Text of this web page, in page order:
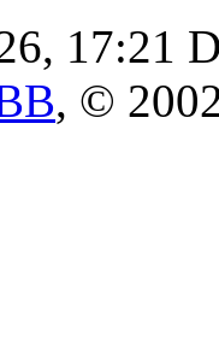
17:21
, ©